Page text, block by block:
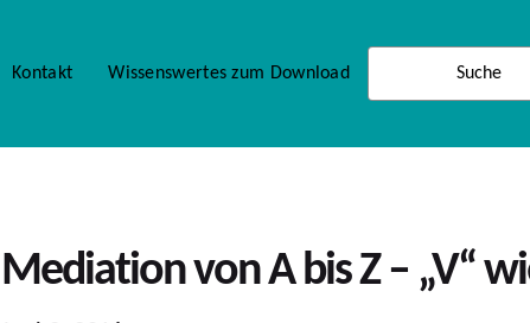
Kontakt Wissenswertes zum Download
Mediation von A bis Z – „V“